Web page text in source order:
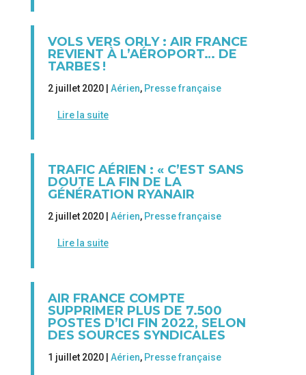
VOLS VERS ORLY : AIR FRANCE
REVIENT À L’AÉROPORT… DE
TARBES !
2 juillet 2020 | Aérien, Presse française
Lire la suite
TRAFIC AÉRIEN : « C’EST SANS
DOUTE LA FIN DE LA
GÉNÉRATION RYANAIR
2 juillet 2020 | Aérien, Presse française
Lire la suite
AIR FRANCE COMPTE
SUPPRIMER PLUS DE 7.500
POSTES D’ICI FIN 2022, SELON
DES SOURCES SYNDICALES
1 juillet 2020 | Aérien, Presse française